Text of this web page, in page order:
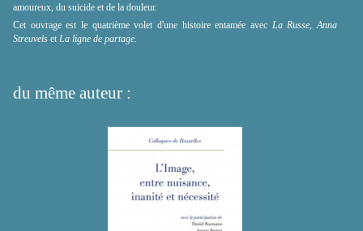
amoureux, du suicide et de la douleur.
Cet ouvrage est le quatrième volet d'une histoire entamée avec La Russe, Anna
Streuvels et La ligne de partage.
du même auteur :